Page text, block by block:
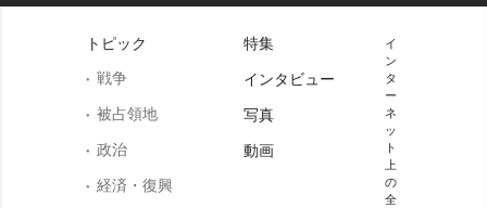
トピック
戦争
被占領地
政治
経済・復興
特集
インタビュー
写真
動画
イ
ン
タ
ー
ネ
ッ
ト
上
の
全